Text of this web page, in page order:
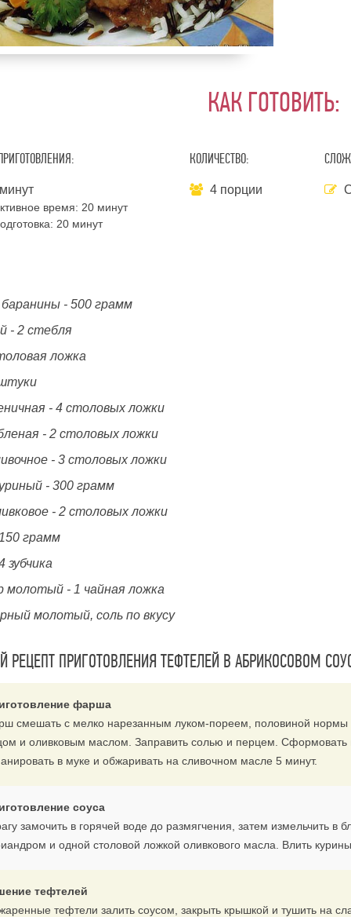
КАК ГОТОВИТЬ:
время: 20 минут
20 минут
КОЛИЧЕСТВО:
4 порции
- 500 грамм
- 2 стебля
ложка
- 4 столовых ложки
- 2 столовых ложки
- 3 столовых ложки
- 300 грамм
- 2 столовых ложки
грамм
зубчика
молотый - 1 чайная ложка
молотый, соль по вкусу
ПРИГОТОВЛЕНИЯ ТЕФТЕЛЕЙ В АБРИКОСОВОМ
фарша
смешать с мелко нарезанным луком-пореем, половиной нормы
и оливковым маслом. Заправить солью и перцем. Сформовать
в муке и обжаривать на сливочном масле 5 минут.
соуса
замочить в горячей воде до размягчения, затем измельчить
и одной столовой ложкой оливкового масла. Влить
тефтелей
тефтели залить соусом, закрыть крышкой и тушить на